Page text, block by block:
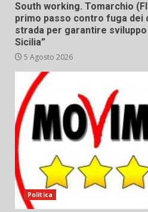
South working. Tomarchio
primo passo contro fuga
strada per garantire
Sicilia”
5 Agosto 2026
Politica